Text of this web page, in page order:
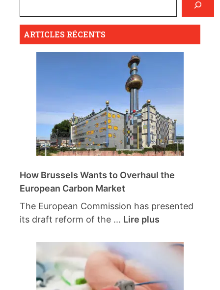
ARTICLES RÉCENTS
How Brussels Wants to Overhaul the
European Carbon Market
The European Commission has presented
its draft reform of the ... Lire plus